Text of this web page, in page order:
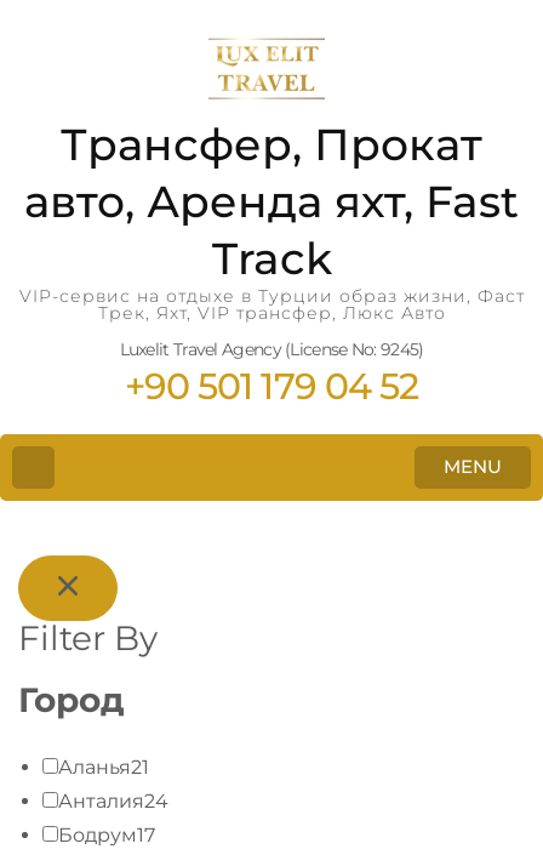
Трансфер, Прокат
авто, Аренда яхт, Fast
Track
VIP-сервис на отдыхе в Турции образ жизни, Фаст
Трек, Яхт, VIP трансфер, Люкс Авто
Luxelit Travel Agency (License No: 9245)
+90 501 179 04 52
MENU
Filter By
Город
Аланья21
Анталия24
Бодрум17